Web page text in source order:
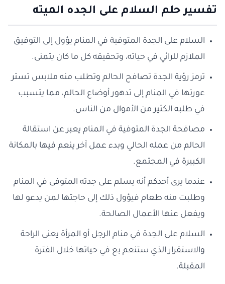
تفسير حلم السلام على الجده الميته
السلام على الجدة المتوفية في المنام يؤول إلى التوفيق
الملازم للرائي في حياته، وتحقيقه كل ما كان يتمنى.
ترمز رؤية الجدة تصافح الحالم وتطلب منه ملابس تستر
عورتها في المنام إلى تدهور أوضاع الحالم، مما يتسبب
في طلبه الكثير من الأموال من الناس.
مصافحة الجدة المتوفية في المنام يعبر عن استقالة
الحالم من عمله الحالي وبدء عمل آخر ينعم فيها بالمكانة
الكبيرة في المجتمع.
عندما يرى أحدكم أنه يسلم على جدته المتوفى في المنام
وطلبت منه طعام فيؤول ذلك إلى حاجتها لمن يدعو لها
ويفعل عنها الأعمال الصالحة.
السلام على الجدة في منام الرجل أو المرأة يعنى الراحة
والاستقرار الذي ستنعم بع في حياتها خلال الفترة
المقبلة.